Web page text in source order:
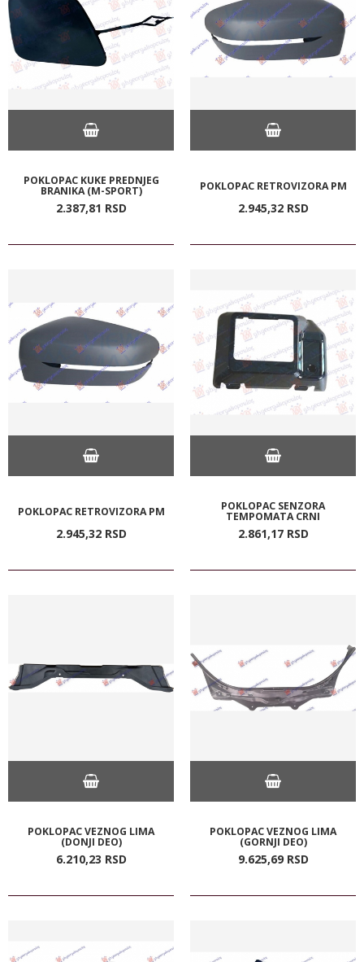
POKLOPAC KUKE PREDNJEG
BRANIKA (M-SPORT)
2.387,81 RSD
POKLOPAC RETROVIZORA PM
2.945,32 RSD
POKLOPAC RETROVIZORA PM
2.945,32 RSD
POKLOPAC SENZORA
TEMPOMATA CRNI
2.861,17 RSD
POKLOPAC VEZNOG LIMA
(DONJI DEO)
6.210,23 RSD
POKLOPAC VEZNOG LIMA
(GORNJI DEO)
9.625,69 RSD